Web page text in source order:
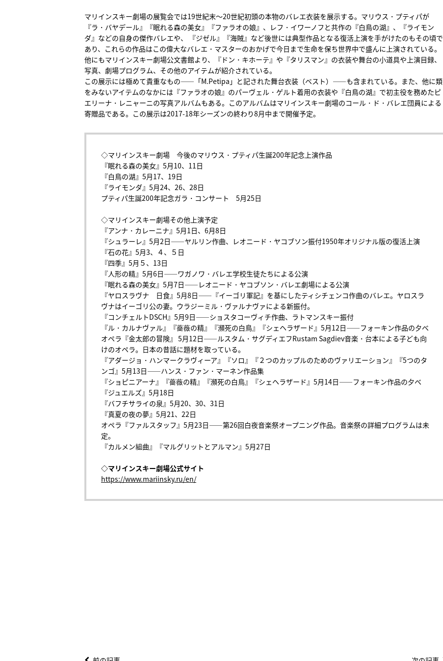
マリインスキー劇場の展覧会では19世紀末〜20世紀初頭の本物のバレエ衣装を展示する。マリウス・プティパが
『ラ・バヤデール』『眠れる森の美女』『ファラオの娘』、レフ・イワーノフと共作の『白鳥の湖』、『ライモン
ダ』などの自身の傑作バレエや、 『ジゼル』『海賊』など後世には典型作品となる復活上演を手がけたのもその頃で
あり、これらの作品はこの偉大なバレエ・マスターのおかげで今日まで生命を保ち世界中で盛んに上演されている。
他にもマリインスキー劇場公文書館より、『ドン・キホーテ』や『タリスマン』の衣装や舞台の小道具や上演目録、
写真、劇場プログラム、その他のアイテムが紹介されている。
この展示には極めて貴重なもの――「M.Petipa」と記された舞台衣装（ベスト）――も含まれている。また、他に類
をみないアイテムのなかには『ファラオの娘』のパーヴェル・ゲルト着用の衣装や『白鳥の湖』で初主役を務めたピ
エリーナ・レニャーニの写真アルバムもある。このアルバムはマリインスキー劇場のコール・ド・バレエ団員による
寄贈品である。この展示は2017-18年シーズンの終わり8月中まで開催予定。
◇マリインスキー劇場 今後のマリウス・プティパ生誕200年記念上演作品
『眠れる森の美女』5月10、11日
『白鳥の湖』5月17、19日
『ライモンダ』5月24、26、28日
プティパ生誕200年記念ガラ・コンサート 5月25日
◇マリインスキー劇場その他上演予定
『アンナ・カレーニナ』5月1日、6月8日
『シュラーレ』5月2日――ヤルリン作曲、レオニード・ヤコブソン振付1950年オリジナル版の復活上演
『石の花』5月3、４、５日
『四季』5月５、13日
『人形の精』5月6日――ワガノワ・バレエ学校生徒たちによる公演
『眠れる森の美女』5月7日――レオニード・ヤコブソン・バレエ劇場による公演
『ヤロスラヴナ 日食』5月8日――『イーゴリ軍記』を基にしたティシチェンコ作曲のバレエ。ヤロスラ
ヴナはイーゴリ公の妻。ウラジーミル・ヴァルナヴァによる新振付。
『コンチェルトDSCH』5月9日――ショスタコーヴィチ作曲、ラトマンスキー振付
『ル・カルナヴァル』『薔薇の精』『瀕死の白鳥』『シェヘラザード』5月12日――フォーキン作品の夕べ
オペラ『金太郎の冒険』 5月12日――ルスタム・サグディエフRustam Sagdiev音楽・台本による子ども向
けのオペラ。日本の昔話に題材を取っている。
『アダージョ・ハンマークラヴィーア』『ソロ』『２つのカップルのためのヴァリエーション』『5つのタ
ンゴ』5月13日――ハンス・ファン・マーネン作品集
『ショピニアーナ』『薔薇の精』『瀕死の白鳥』『シェヘラザード』5月14日――フォーキン作品の夕べ
『ジュエルズ』5月18日
『バフチサライの泉』5月20、30、31日
『真夏の夜の夢』5月21、22日
オペラ『ファルスタッフ』5月23日――第26回白夜音楽祭オープニング作品。音楽祭の詳細プログラムは未
定。
『カルメン組曲』『マルグリットとアルマン』5月27日
◇マリインスキー劇場公式サイト
https://www.mariinsky.ru/en/